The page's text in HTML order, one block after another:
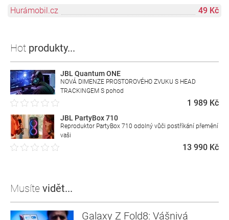
Hurámobil.cz 49 Kč
Hot produkty...
JBL Quantum ONE
NOVÁ DIMENZE PROSTOROVÉHO ZVUKU S HEAD
TRACKINGEM S pohod
1 989 Kč
JBL PartyBox 710
Reproduktor PartyBox 710 odolný vůči postříkání přemění
vaši
13 990 Kč
Musíte vidět...
Galaxy Z Fold8: Vášnivá